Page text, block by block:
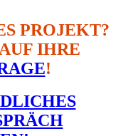
PROJEKT?
IHRE
!